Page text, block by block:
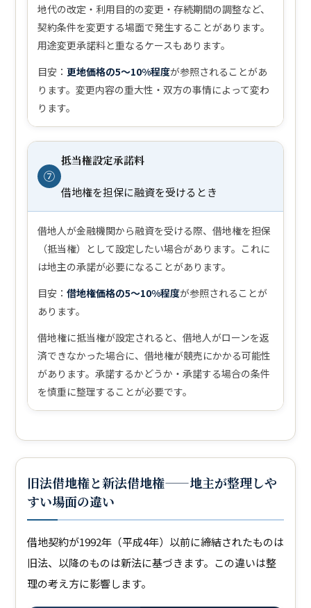
地代の改定・利用目的の変更・存続期間の調整など、
契約条件を変更する場面で発生することがあります。
用途変更承諾料と重なるケースもあります。
目安： 更地価格の5〜10%程度が参照されることがあ
ります。変更内容の重大性・双方の事情によって変わ
ります。
⑦
抵当権設定承諾料
借地権を担保に融資を受けるとき
借地人が金融機関から融資を受ける際、借地権を担保
（抵当権）として設定したい場合があります。これに
は地主の承諾が必要になることがあります。
目安： 借地権価格の5〜10%程度が参照されることが
あります。
借地権に抵当権が設定されると、借地人がローンを返
済できなかった場合に、借地権が競売にかかる可能性
があります。承諾するかどうか・承諾する場合の条件
を慎重に整理することが必要です。
旧法借地権と新法借地権——地主が整理しや
すい場面の違い
借地契約が1992年（平成4年）以前に締結されたものは
旧法、以降のものは新法に基づきます。この違いは整
理の考え方に影響します。